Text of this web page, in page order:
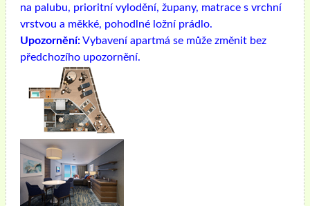
na palubu, prioritní vylodění, župany, matrace s vrchní
vrstvou a měkké, pohodlné ložní prádlo.
Upozornění:Vybavení apartmá se může změnit bez
předchozího upozornění.